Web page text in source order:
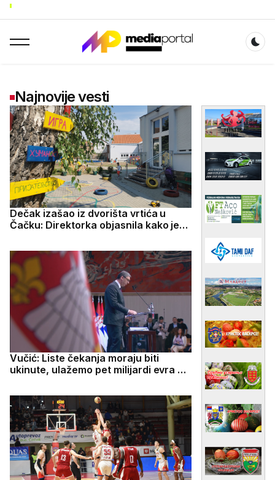
Najnovije vesti
Dečak izašao iz dvorišta vrtića u
Čačku: Direktorka objasnila kako je
Vučić: Liste čekanja moraju biti
ukinute, ulažemo pet milijardi evra u